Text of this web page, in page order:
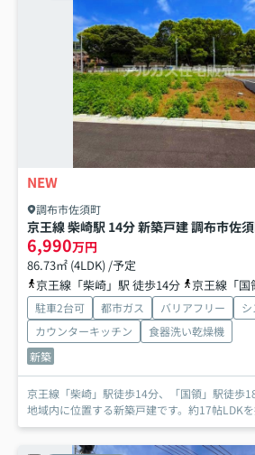
NEW
調布市佐須町
京王線 柴崎駅 14分 新築戸建 調布市佐
6,990万円
86.73㎡ (4LDK) /予定
京王線「柴崎」駅 徒歩14分
京王線「国
駐車2台可 都市ガス バリアフリー
カウンターキッチン
食器洗い乾燥機
新築
京王線「柴崎」駅徒歩14分、「国領」駅徒歩
地域内に位置する新築戸建です。約17帖LDK